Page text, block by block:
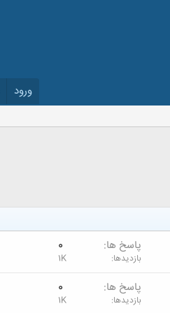
ورود
پاسخ ها 0
بازدیدها 1K
پاسخ ها 0
بازدیدها 1K